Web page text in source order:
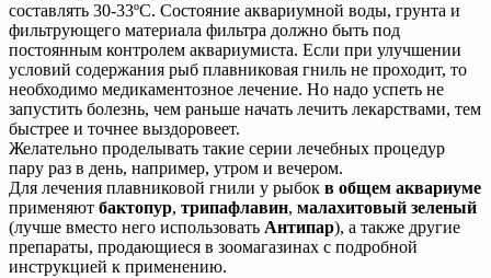
составлять 30-33ºС. Состояние аквариумной воды, грунта и
фильтрующего материала фильтра должно быть под
постоянным контролем аквариумиста. Если при улучшении
условий содержания рыб плавниковая гниль не проходит, то
необходимо медикаментозное лечение. Но надо успеть не
запустить болезнь, чем раньше начать лечить лекарствами, тем
быстрее и точнее выздоровеет.
Желательно проделывать такие серии лечебных процедур
пару раз в день, например, утром и вечером.
Для лечения плавниковой гнили у рыбок в общем аквариуме
применяют бактопур, трипафлавин, малахитовый зеленый
(лучше вместо него использовать Антипар), а также другие
препараты, продающиеся в зоомагазинах с подробной
инструкцией к применению.